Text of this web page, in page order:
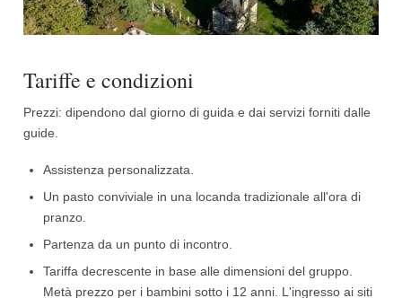
Tariffe e condizioni
Prezzi: dipendono dal giorno di guida e dai servizi forniti dalle
guide.
Assistenza personalizzata.
Un pasto conviviale in una locanda tradizionale all'ora di
pranzo.
Partenza da un punto di incontro.
Tariffa decrescente in base alle dimensioni del gruppo.
Metà prezzo per i bambini sotto i 12 anni. L'ingresso ai siti